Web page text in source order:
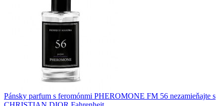
Pánsky parfum s feromónmi PHEROMONE FM 56 nezamieňajte s